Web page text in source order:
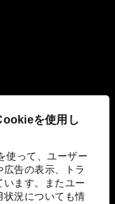
を使用し
使って、ユーザー
告の表示、トラ
ます。またユー
状況についても情